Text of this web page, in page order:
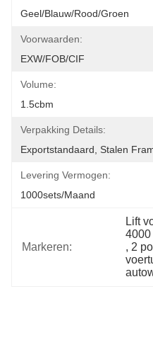
Geel/blauw/rood/groen
Voorwaarden:
EXW/FOB/CIF
Volume:
1.5cbm
Verpakking Details:
Exportstandaard, Stalen
Levering Vermogen:
1000sets/maand
Markeren:
Lift
4000
, 2